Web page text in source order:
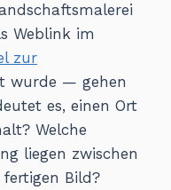
Weblink im
zur
wurde — gehen
es, einen Ort
Welche
liegen zwischen
Bild?